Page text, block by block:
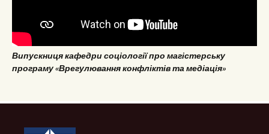
Випускниця кафедри соціології про магістерську
програму «Врегулювання конфліктів та медіація»